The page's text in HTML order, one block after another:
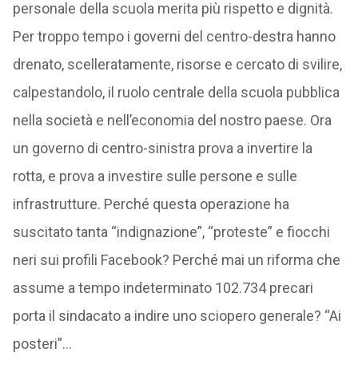
personale della scuola merita più rispetto e dignità.
Per troppo tempo i governi del centro-destra hanno
drenato, scelleratamente, risorse e cercato di svilire,
calpestandolo, il ruolo centrale della scuola pubblica
nella società e nell’economia del nostro paese. Ora
un governo di centro-sinistra prova a invertire la
rotta, e prova a investire sulle persone e sulle
infrastrutture. Perché questa operazione ha
suscitato tanta “indignazione”, “proteste” e fiocchi
neri sui profili Facebook? Perché mai un riforma che
assume a tempo indeterminato 102.734 precari
porta il sindacato a indire uno sciopero generale? “Ai
posteri”…